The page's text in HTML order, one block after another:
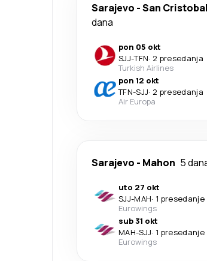
Sarajevo -San
dana
pon 05 okt
SJJ-TFN· 2 presedanja
Turkish Airlines
pon 12 okt
TFN-SJJ· 2 presedanja
Air Europa
Sarajevo - Mahon 5
uto 27 okt
SJJ-MAH· 1 presedanje
Eurowings
sub 31 okt
MAH-SJJ· 1 presedanje
Eurowings